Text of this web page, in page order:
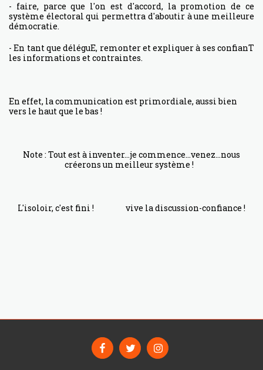
- faire, parce que l'on est d'accord, la promotion de ce
système électoral qui permettra d'aboutir à une meilleure
démocratie.
- En tant que déléguE, remonter et expliquer à ses confianT
les informations et contraintes.
En effet, la communication est primordiale, aussi bien
vers le haut que le bas !
Note : Tout est à inventer...je commence...venez...nous
créerons un meilleur système !
L'isoloir, c'est fini ! vive la discussion-confiance !